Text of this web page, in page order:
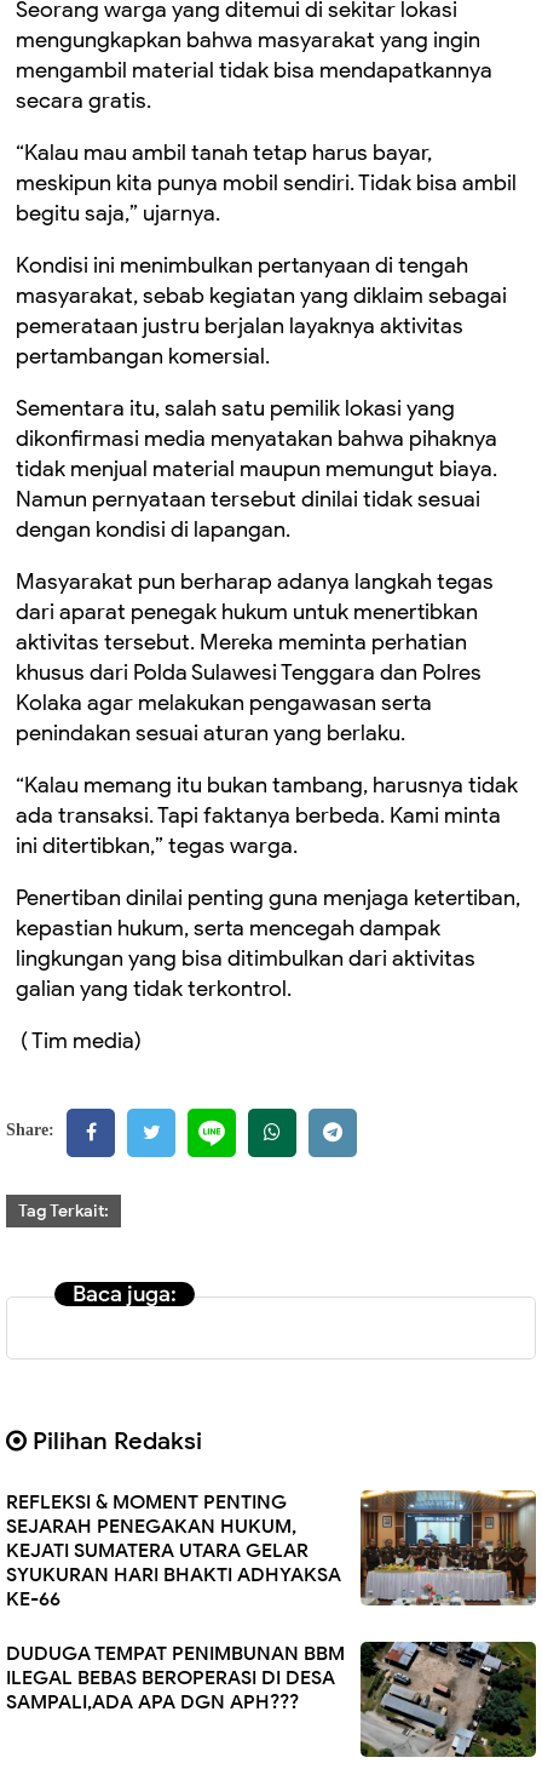
Seorang warga yang ditemui di sekitar lokasi
mengungkapkan bahwa masyarakat yang ingin
mengambil material tidak bisa mendapatkannya
secara gratis.
“Kalau mau ambil tanah tetap harus bayar,
meskipun kita punya mobil sendiri. Tidak bisa ambil
begitu saja,” ujarnya.
Kondisi ini menimbulkan pertanyaan di tengah
masyarakat, sebab kegiatan yang diklaim sebagai
pemerataan justru berjalan layaknya aktivitas
pertambangan komersial.
Sementara itu, salah satu pemilik lokasi yang
dikonfirmasi media menyatakan bahwa pihaknya
tidak menjual material maupun memungut biaya.
Namun pernyataan tersebut dinilai tidak sesuai
dengan kondisi di lapangan.
Masyarakat pun berharap adanya langkah tegas
dari aparat penegak hukum untuk menertibkan
aktivitas tersebut. Mereka meminta perhatian
khusus dari Polda Sulawesi Tenggara dan Polres
Kolaka agar melakukan pengawasan serta
penindakan sesuai aturan yang berlaku.
“Kalau memang itu bukan tambang, harusnya tidak
ada transaksi. Tapi faktanya berbeda. Kami minta
ini ditertibkan,” tegas warga.
Penertiban dinilai penting guna menjaga ketertiban,
kepastian hukum, serta mencegah dampak
lingkungan yang bisa ditimbulkan dari aktivitas
galian yang tidak terkontrol.
( Tim media)
Share:
Tag Terkait:
Baca juga:
Pilihan Redaksi
REFLEKSI & MOMENT PENTING
SEJARAH PENEGAKAN HUKUM,
KEJATI SUMATERA UTARA GELAR
SYUKURAN HARI BHAKTI ADHYAKSA
KE-66
DUDUGA TEMPAT PENIMBUNAN BBM
ILEGAL BEBAS BEROPERASI DI DESA
SAMPALI,ADA APA DGN APH???